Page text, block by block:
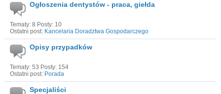
Ogłoszenia dentystów - praca, giełda
Tematy: 8 Posty: 10
Ostatni post: Kancelaria Doradztwa Gospodarczego
Opisy przypadków
Tematy: 53 Posty: 154
Ostatni post: Porada
Specjaliści